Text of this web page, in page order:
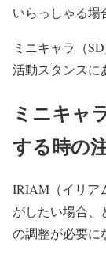
いらっしゃる場
ミニキャラ（
活動スタンスに
ミニキャ
する時の
IRIAM（イリア
がしたい場合、
の調整が必要に